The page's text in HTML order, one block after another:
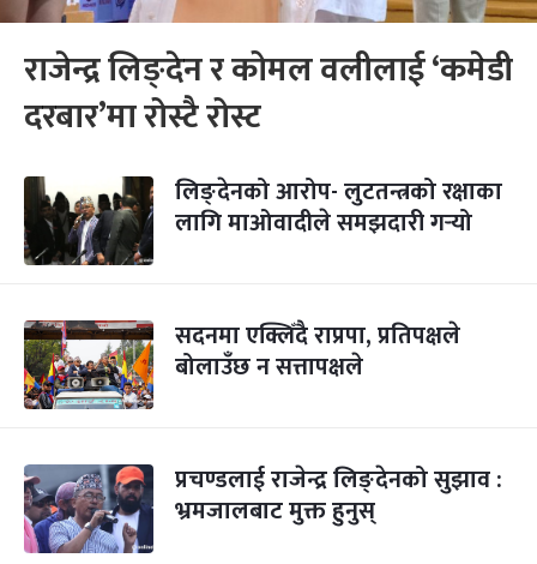
राजेन्द्र लिङ्देन र कोमल वलीलाई ‘कमेडी
दरबार’मा रोस्टै रोस्ट
लिङ्देनको आरोप- लुटतन्त्रको रक्षाका
लागि माओवादीले समझदारी गर्‍यो
सदनमा एक्लिँदै राप्रपा, प्रतिपक्षले
बोलाउँछ न सत्तापक्षले
प्रचण्डलाई राजेन्द्र लिङ्देनको सुझाव :
भ्रमजालबाट मुक्त हुनुस्